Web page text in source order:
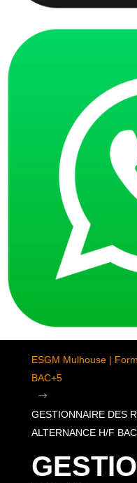
ESGM Mulhouse |
BAC+5
$
GESTIONNAIRE DES
ALTERNANCE H/F